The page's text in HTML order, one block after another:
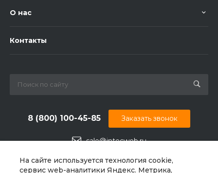
На сайте используется технология cookie,
сервис web-аналитики Яндекс. Метрика,
О нас
Контакты
sale@intecweb.ru
8 (800) 100-45-85
г. Челябинск, ул.Свободы, д.93, оф. 6
Заказать звонок